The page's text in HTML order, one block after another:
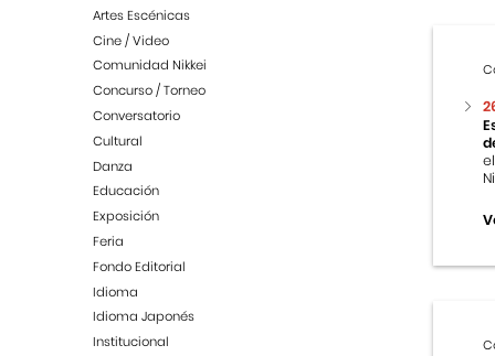
Artes Escénicas
Cine / Video
Comunidad Nikkei
Concurso / Torneo
Conversatorio
Cultural
Danza
Educación
Exposición
Feria
Fondo Editorial
Idioma
Idioma Japonés
Institucional